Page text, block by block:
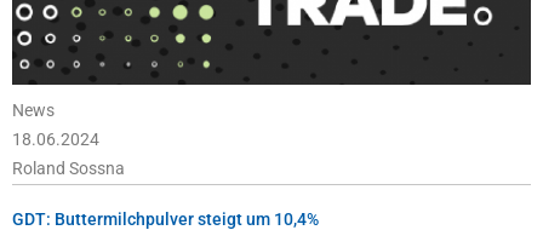
News
18.06.2024
Roland Sossna
GDT: Buttermilchpulver steigt um 10,4%